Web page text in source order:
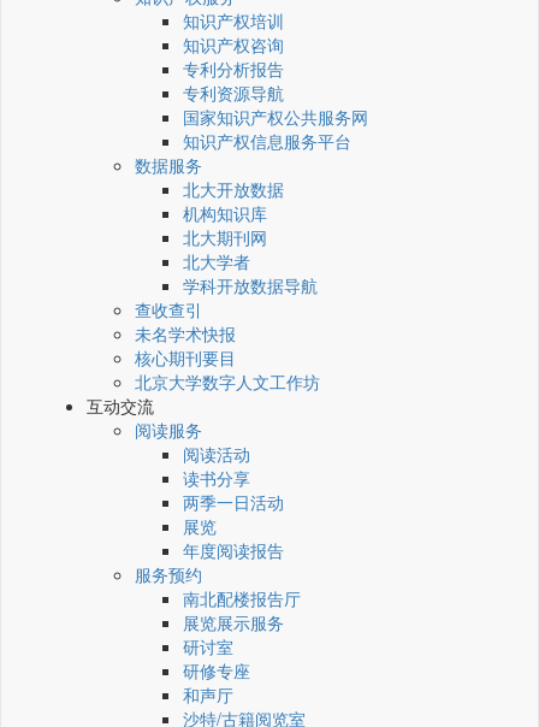
知识产权培训
知识产权咨询
专利分析报告
专利资源导航
国家知识产权公共服务网
知识产权信息服务平台
数据服务
北大开放数据
机构知识库
北大期刊网
北大学者
学科开放数据导航
查收查引
未名学术快报
核心期刊要目
北京大学数字人文工作坊
互动交流
阅读服务
阅读活动
读书分享
两季一日活动
展览
年度阅读报告
服务预约
南北配楼报告厅
展览展示服务
研讨室
研修专座
和声厅
沙特/古籍阅览室